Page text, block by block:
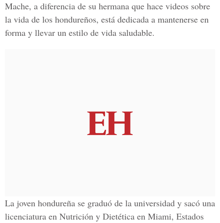
Mache, a diferencia de su hermana que hace videos sobre
la vida de los hondureños, está dedicada a mantenerse en
forma y llevar un estilo de vida saludable.
La joven hondureña se graduó de la universidad y sacó una
licenciatura en Nutrición y Dietética en Miami, Estados